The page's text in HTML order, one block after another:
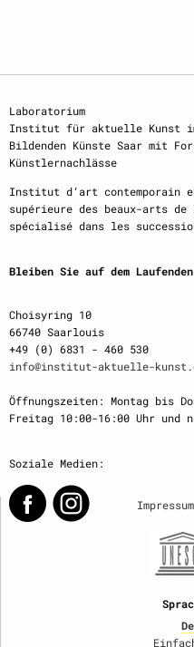
Laboratorium
Institut für aktuelle Kunst im
Bildenden Künste Saar mit
Künstlernachlässe
Institut d‘art contemporain
supérieure des beaux-arts
spécialisé dans les
Bleiben Sie auf dem
Choisyring 10
66740 Saarlouis
+49 (0) 6831 - 460 530
info@institut-aktuelle-
Öffnungszeiten: Montag bis
Freitag 10:00-16:00 Uhr und
Soziale Medien:
Impressum